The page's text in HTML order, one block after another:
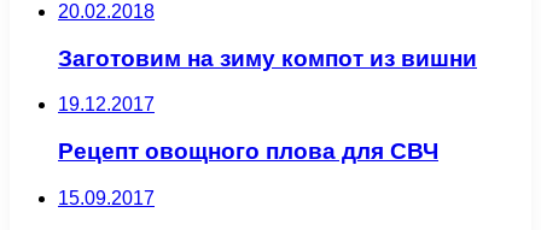
20.02.2018
Заготовим на зиму компот из вишни
19.12.2017
Рецепт овощного плова для СВЧ
15.09.2017